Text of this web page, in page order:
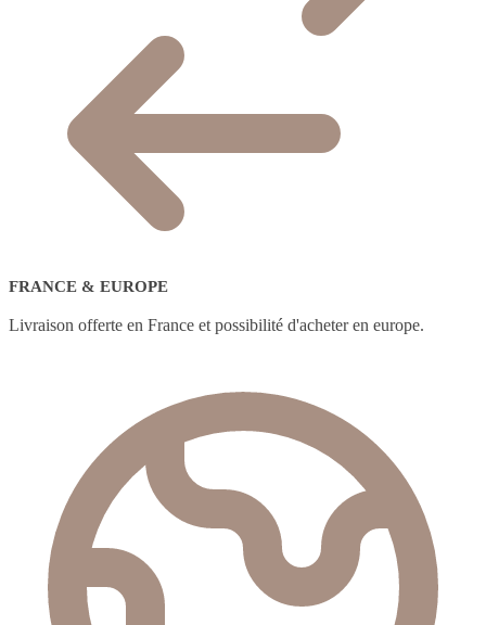
FRANCE & EUROPE
Livraison offerte en France et possibilité d'acheter en europe.